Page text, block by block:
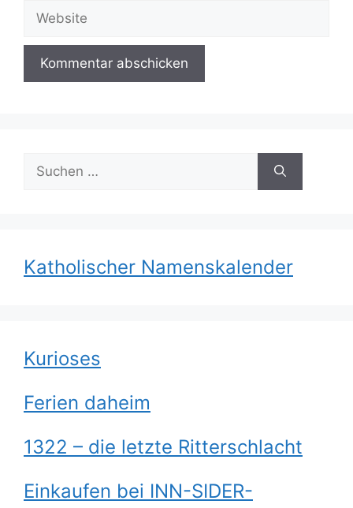
nach:
Katholischer Namenskalender
Kurioses
Ferien daheim
1322 – die letzte Ritterschlacht
Einkaufen bei INN-SIDER-